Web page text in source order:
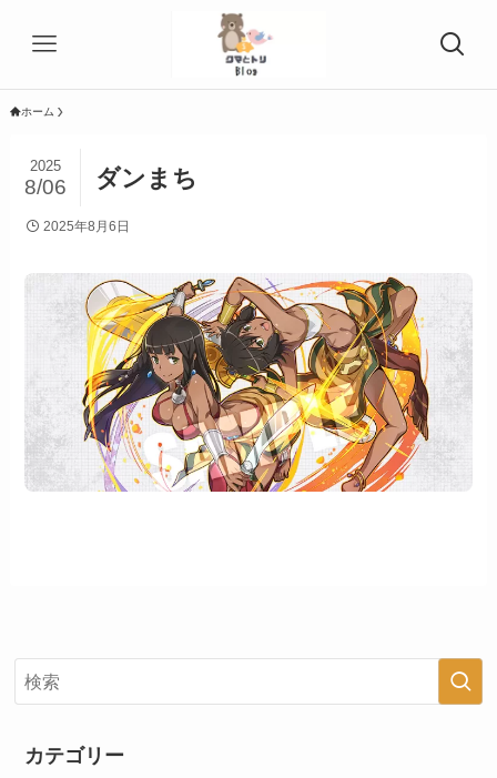
ホーム
ダンまち
2025
8/06
2025年8月6日
カテゴリー